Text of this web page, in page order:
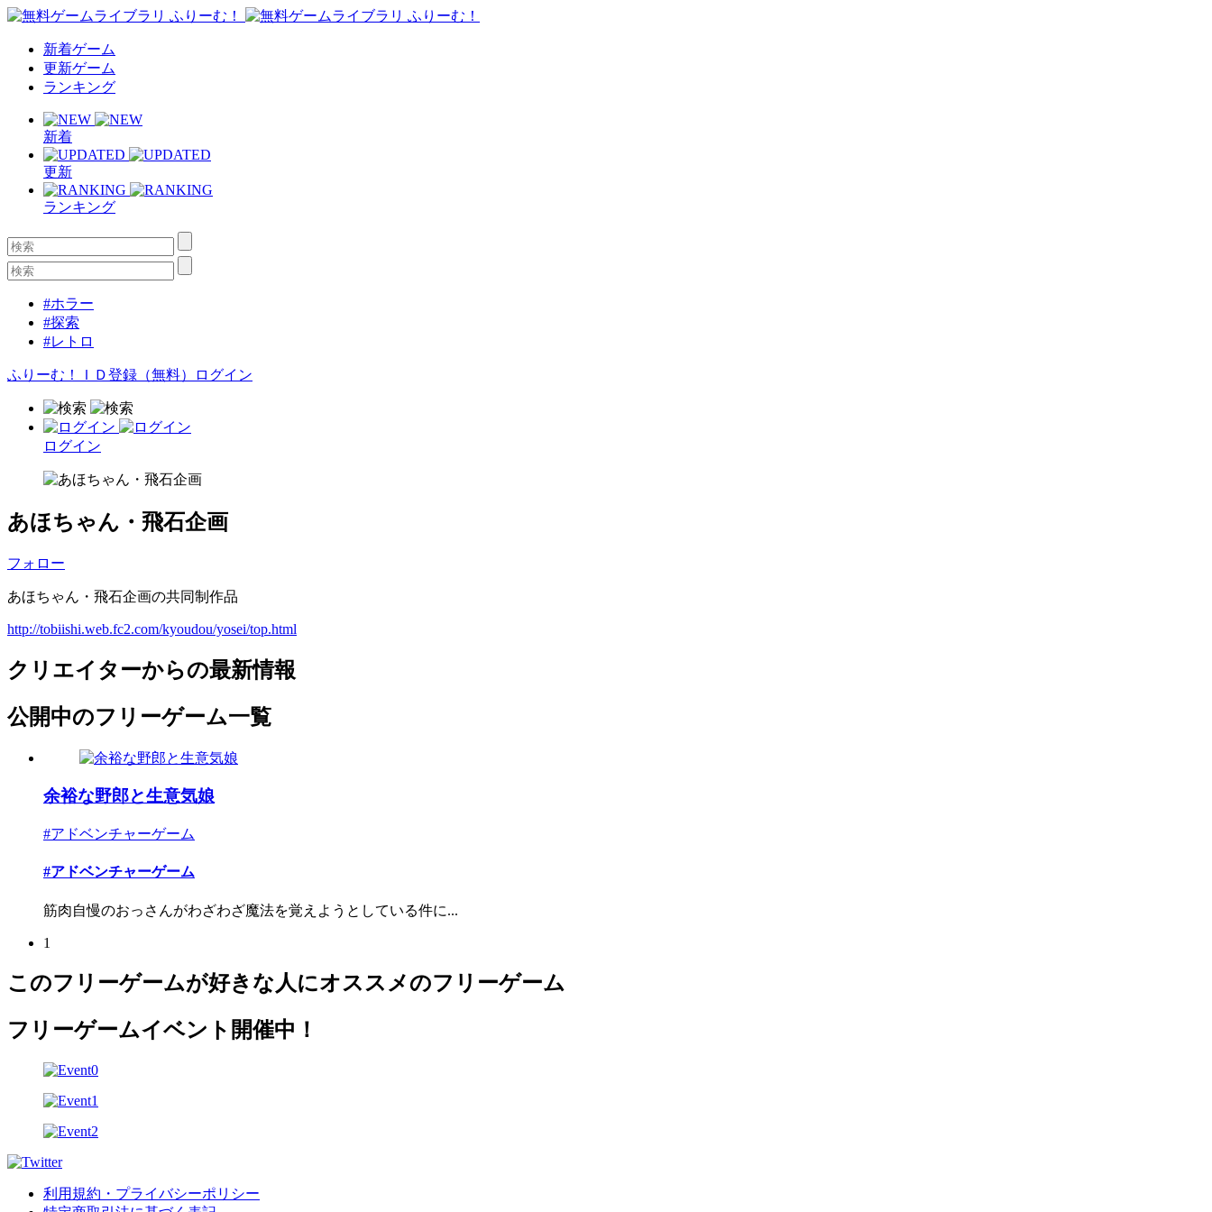
新着ゲーム
更新ゲーム
ランキング
新着
更新
ランキング
#ホラー
#探索
#レトロ
ふりーむ！ＩＤ登録（無料） ログイン
ログイン
あほちゃん・飛石企画
フォロー
あほちゃん・飛石企画の共同制作品
http://tobiishi.web.fc2.com/kyoudou/yosei/top.html
クリエイターからの最新情報
公開中のフリーゲーム一覧
余裕な野郎と生意気娘
#アドベンチャーゲーム
#アドベンチャーゲーム
筋肉自慢のおっさんがわざわざ魔法を覚えようとしている件に...
1
このフリーゲームが好きな人にオススメのフリーゲーム
フリーゲームイベント開催中！
利用規約・プライバシーポリシー